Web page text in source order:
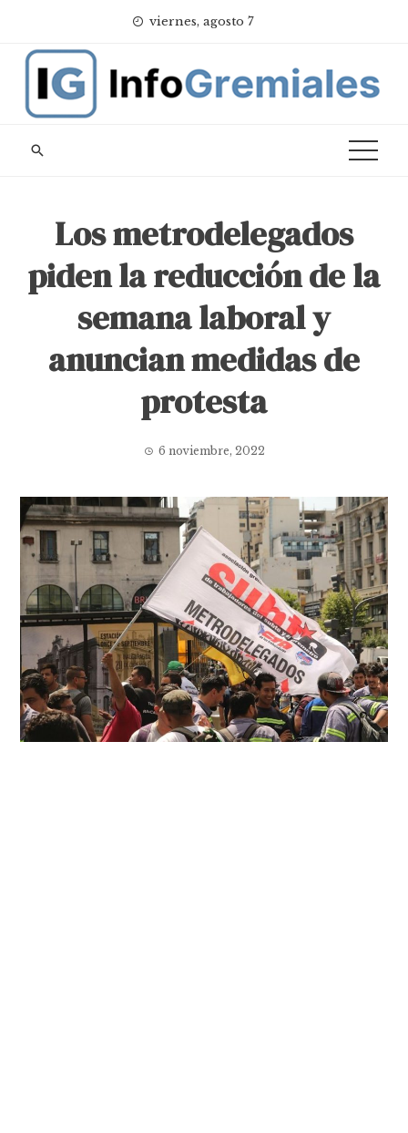
content
viernes, agosto 7
Los metrodelegados
piden la reducción de la
semana laboral y
anuncian medidas de
protesta
6 noviembre, 2022